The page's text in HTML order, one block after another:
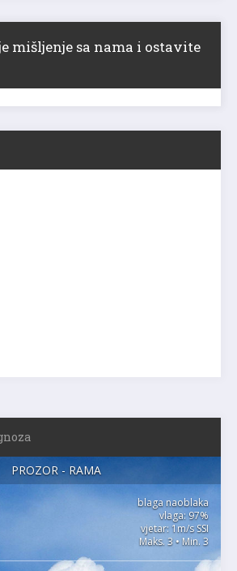
mišljenje sa nama i ostavite
PROZOR - RAMA
blaga naoblaka
vlaga: 97%
vjetar: 1m/s SSI
Maks. 3 • Min. 3